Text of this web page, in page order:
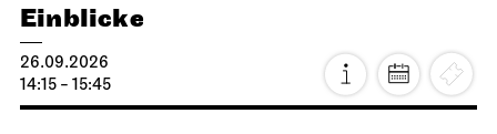
Einblicke
26.09.2026
14:15 - 15:45